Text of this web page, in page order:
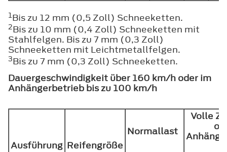
1Bis zu 12 mm (0,5 Zoll) Schneeketten.
2Bis zu 10 mm (0,4 Zoll) Schneeketten mit
Stahlfelgen. Bis zu 7 mm (0,3 Zoll)
Schneeketten mit Leichtmetallfelgen.
3Bis zu 7 mm (0,3 Zoll) Schneeketten.
Dauergeschwindigkeit über 160 km/h oder im
Anhängerbetrieb bis zu 100 km/h
Ausführung Reifengröße
Normallast
Volle